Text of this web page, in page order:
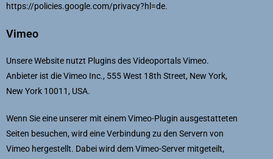
https://policies.google.com/privacy?hl=de.
Vimeo
Unsere Website nutzt Plugins des Videoportals Vimeo.
Anbieter ist die Vimeo Inc., 555 West 18th Street, New York,
New York 10011, USA.
Wenn Sie eine unserer mit einem Vimeo-Plugin ausgestatteten
Seiten besuchen, wird eine Verbindung zu den Servern von
Vimeo hergestellt. Dabei wird dem Vimeo-Server mitgeteilt,